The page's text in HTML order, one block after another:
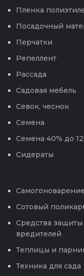
Пленка
Посадочный
Перчатки
Репеллент
Рассада
Садовая мебель
Севок, чеснок
Семена
Семена 40% до
Сидераты
Самогоноварение
Сотовый
Средства защиты
вредителей
Теплицы и
Техника для сада